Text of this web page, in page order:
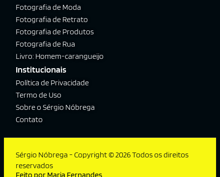
Fotografia de Moda
Fotografia de Retrato
Fotografia de Produtos
Fotografia de Rua
Livro: Homem-carangueijo
Institucionais
Política de Privacidade
Termo de Uso
Sobre o Sérgio Nóbrega
Contato
Sérgio Nóbrega - Copyright © 2026 Todos os direitos
reservados
Feito por Maria Fernandes